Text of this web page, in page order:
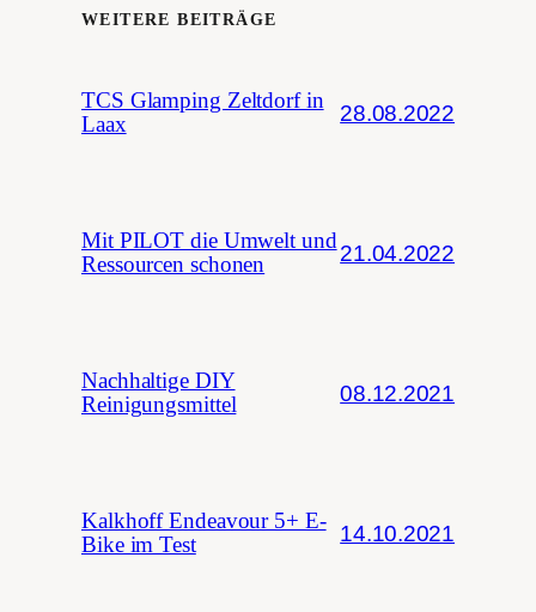
WEITERE BEITRÄGE
TCS Glamping Zeltdorf in
Laax
28.08.2022
Mit PILOT die Umwelt und
Ressourcen schonen
21.04.2022
Nachhaltige DIY
Reinigungsmittel
08.12.2021
Kalkhoff Endeavour 5+ E-
Bike im Test
14.10.2021